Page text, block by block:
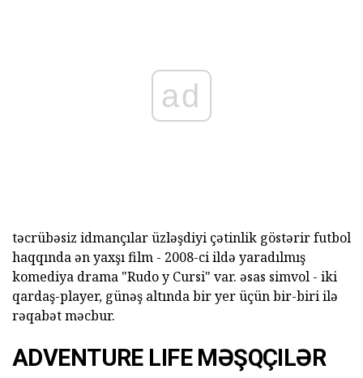
ad
təcrübəsiz idmançılar üzləşdiyi çətinlik göstərir futbol
haqqında ən yaxşı film - 2008-ci ildə yaradılmış
komediya drama "Rudo y Cursi" var. əsas simvol - iki
qardaş-player, günəş altında bir yer üçün bir-biri ilə
rəqabət məcbur.
ADVENTURE LIFE MƏŞQÇILƏR